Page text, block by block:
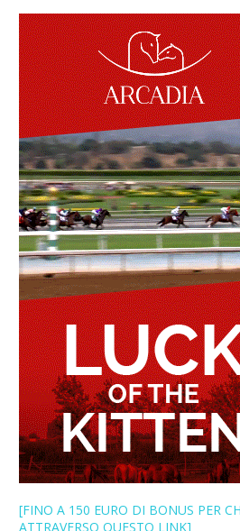
[FINO A 150 EURO DI BONUS PER
ATTRAVERSO QUESTO LINK]